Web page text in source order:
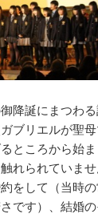
降誕にまつわる
ブリエルが聖
ところから始ま
れられていま
をして（当時
です）、結婚